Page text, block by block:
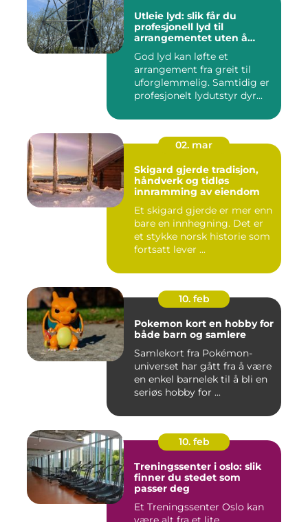
Utleie lyd: slik får du
profesjonell lyd til
arrangementet uten å
God lyd kan løfte et
arrangement fra greit til
uforglemmelig. Samtidig er
profesjonelt lydutstyr dyr...
02. mar
Skigard gjerde tradisjon,
håndverk og tidløs
innramming av eiendom
Et skigard gjerde er mer enn
bare en innhegning. Det er
et stykke norsk historie som
fortsatt lever ...
10. feb
Pokemon kort en hobby for
både barn og samlere
Samlekort fra Pokémon-
universet har gått fra å være
en enkel barnelek til å bli en
seriøs hobby for ...
10. feb
Treningssenter i oslo: slik
finner du stedet som
passer deg
Et Treningssenter Oslo kan